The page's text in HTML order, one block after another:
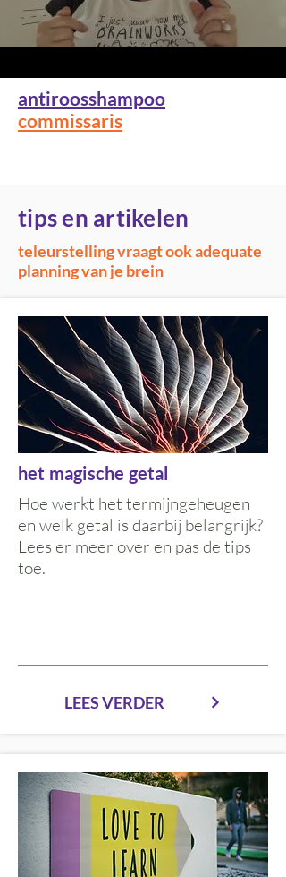
antiroosshampoo
commissaris
tips en artikelen
teleurstelling vraagt ook adequate
planning van je brein
het magische getal
Hoe werkt het termijngeheugen
en welk getal is daarbij belangrijk?
Lees er meer over en pas de tips
toe.
LEES VERDER